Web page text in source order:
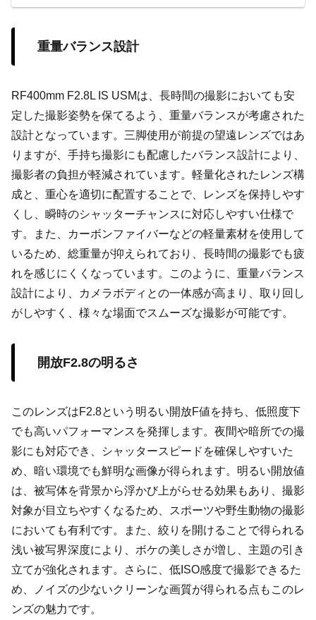
重量バランス設計
RF400mm F2.8L IS USMは、長時間の撮影においても安
定した撮影姿勢を保てるよう、重量バランスが考慮された
設計となっています。三脚使用が前提の望遠レンズではあ
りますが、手持ち撮影にも配慮したバランス設計により、
撮影者の負担が軽減されています。軽量化されたレンズ構
成と、重心を適切に配置することで、レンズを保持しやす
くし、瞬時のシャッターチャンスに対応しやすい仕様で
す。また、カーボンファイバーなどの軽量素材を使用して
いるため、総重量が抑えられており、長時間の撮影でも疲
れを感じにくくなっています。このように、重量バランス
設計により、カメラボディとの一体感が高まり、取り回し
がしやすく、様々な場面でスムーズな撮影が可能です。
開放F2.8の明るさ
このレンズはF2.8という明るい開放F値を持ち、低照度下
でも高いパフォーマンスを発揮します。夜間や暗所での撮
影にも対応でき、シャッタースピードを確保しやすいた
め、暗い環境でも鮮明な画像が得られます。明るい開放値
は、被写体を背景から浮かび上がらせる効果もあり、撮影
対象が目立ちやすくなるため、スポーツや野生動物の撮影
においても有利です。また、絞りを開けることで得られる
浅い被写界深度により、ボケの美しさが増し、主題の引き
立てが強化されます。さらに、低ISO感度で撮影できるた
め、ノイズの少ないクリーンな画質が得られる点もこのレ
ンズの魅力です。